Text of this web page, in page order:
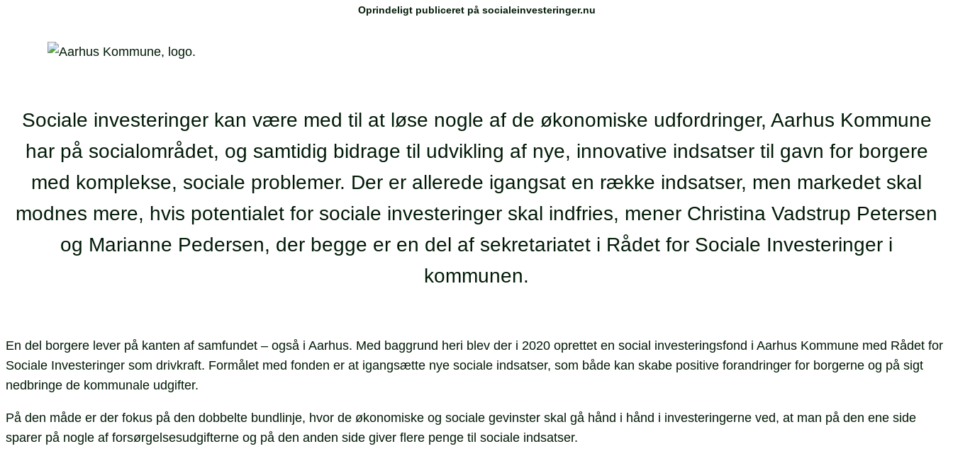
Oprindeligt publiceret på socialeinvesteringer.nu
Sociale investeringer kan være med til at løse nogle af de økonomiske udfordringer, Aarhus Kommune
har på socialområdet, og samtidig bidrage til udvikling af nye, innovative indsatser til gavn for borgere
med komplekse, sociale problemer. Der er allerede igangsat en række indsatser, men markedet skal
modnes mere, hvis potentialet for sociale investeringer skal indfries, mener Christina Vadstrup Petersen
og Marianne Pedersen, der begge er en del af sekretariatet i Rådet for Sociale Investeringer i
kommunen.
En del borgere lever på kanten af samfundet – også i Aarhus. Med baggrund heri blev der i 2020 oprettet en social investeringsfond i Aarhus Kommune med Rådet for
Sociale Investeringer som drivkraft. Formålet med fonden er at igangsætte nye sociale indsatser, som både kan skabe positive forandringer for borgerne og på sigt
nedbringe de kommunale udgifter.
På den måde er der fokus på den dobbelte bundlinje, hvor de økonomiske og sociale gevinster skal gå hånd i hånd i investeringerne ved, at man på den ene side
sparer på nogle af forsørgelsesudgifterne og på den anden side giver flere penge til sociale indsatser.